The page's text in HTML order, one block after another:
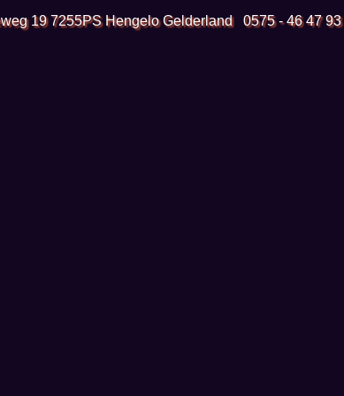
19 7255PS Hengelo Gelderland 0575 - 46 47 93